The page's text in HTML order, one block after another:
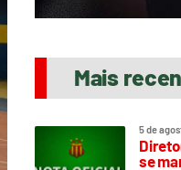
Mais
5 de
se